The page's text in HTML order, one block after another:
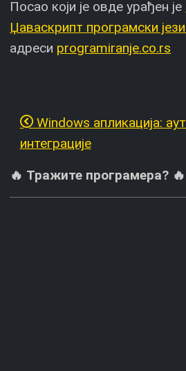
Посао који је овде урађен је
Џаваскрипт програмски
адреси programiranje.co.rs
Windows апликација:
интеграције
🔥 Тражите програмера? 🔥